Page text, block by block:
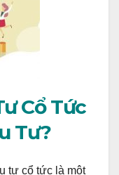
Cổ Tức
Tư?
tư cổ tức là một